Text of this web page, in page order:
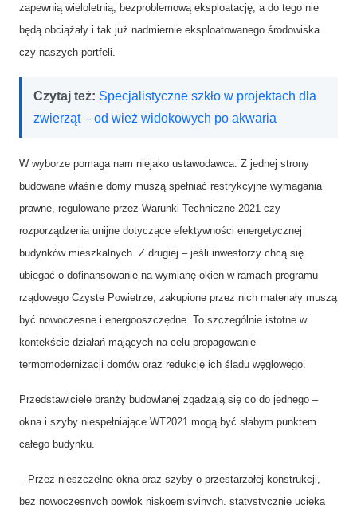
zapewnią wieloletnią, bezproblemową eksploatację, a do tego nie
będą obciążały i tak już nadmiernie eksploatowanego środowiska
czy naszych portfeli.
Czytaj też: Specjalistyczne szkło w projektach dla
zwierząt – od wież widokowych po akwaria
W wyborze pomaga nam niejako ustawodawca. Z jednej strony
budowane właśnie domy muszą spełniać restrykcyjne wymagania
prawne, regulowane przez Warunki Techniczne 2021 czy
rozporządzenia unijne dotyczące efektywności energetycznej
budynków mieszkalnych. Z drugiej – jeśli inwestorzy chcą się
ubiegać o dofinansowanie na wymianę okien w ramach programu
rządowego Czyste Powietrze, zakupione przez nich materiały muszą
być nowoczesne i energooszczędne. To szczególnie istotne w
kontekście działań mających na celu propagowanie
termomodernizacji domów oraz redukcję ich śladu węglowego.
Przedstawiciele branży budowlanej zgadzają się co do jednego –
okna i szyby niespełniające WT2021 mogą być słabym punktem
całego budynku.
– Przez nieszczelne okna oraz szyby o przestarzałej konstrukcji,
bez nowoczesnych powłok niskoemisyjnych, statystycznie ucieka